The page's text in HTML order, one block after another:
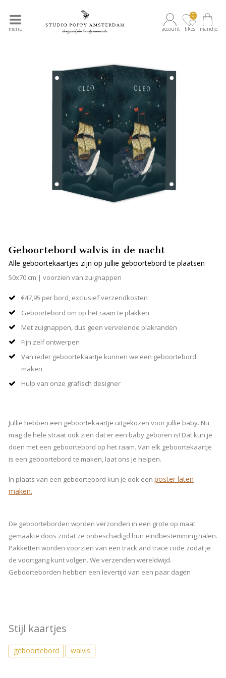
menu account likes
0
mandje
Geboortebord walvis in de nacht
Alle geboortekaartjes zijn op jullie geboortebord te plaatsen
50x70 cm | voorzien van zuignappen
€47,95 per bord, exclusief verzendkosten
Geboortebord om op het raam te plakken
Met zuignappen, dus geen vervelende plakranden
Fijn zelf ontwerpen
Van ieder geboortekaartje kunnen we een geboortebord
maken
Hulp van onze grafisch designer
Jullie hebben een geboortekaartje uitgekozen voor jullie baby. Nu
mag de hele straat ook zien dat er een baby geboren is! Dat kun je
doen met een geboortebord op het raam. Van elk geboortekaartje
is een geboortebord te maken, laat ons je helpen.
In plaats van een geboortebord kun je ook een poster laten
maken.
De geboorteborden worden verzonden in een grote op maat
gemaakte doos zodat ze onbeschadigd hun eindbestemming halen.
Pakketten worden voorzien van een track and trace code zodat je
de voortgang kunt volgen. We verzenden wereldwijd.
Geboorteborden hebben een levertijd van een paar dagen
Stijl kaartjes
geboortebord walvis